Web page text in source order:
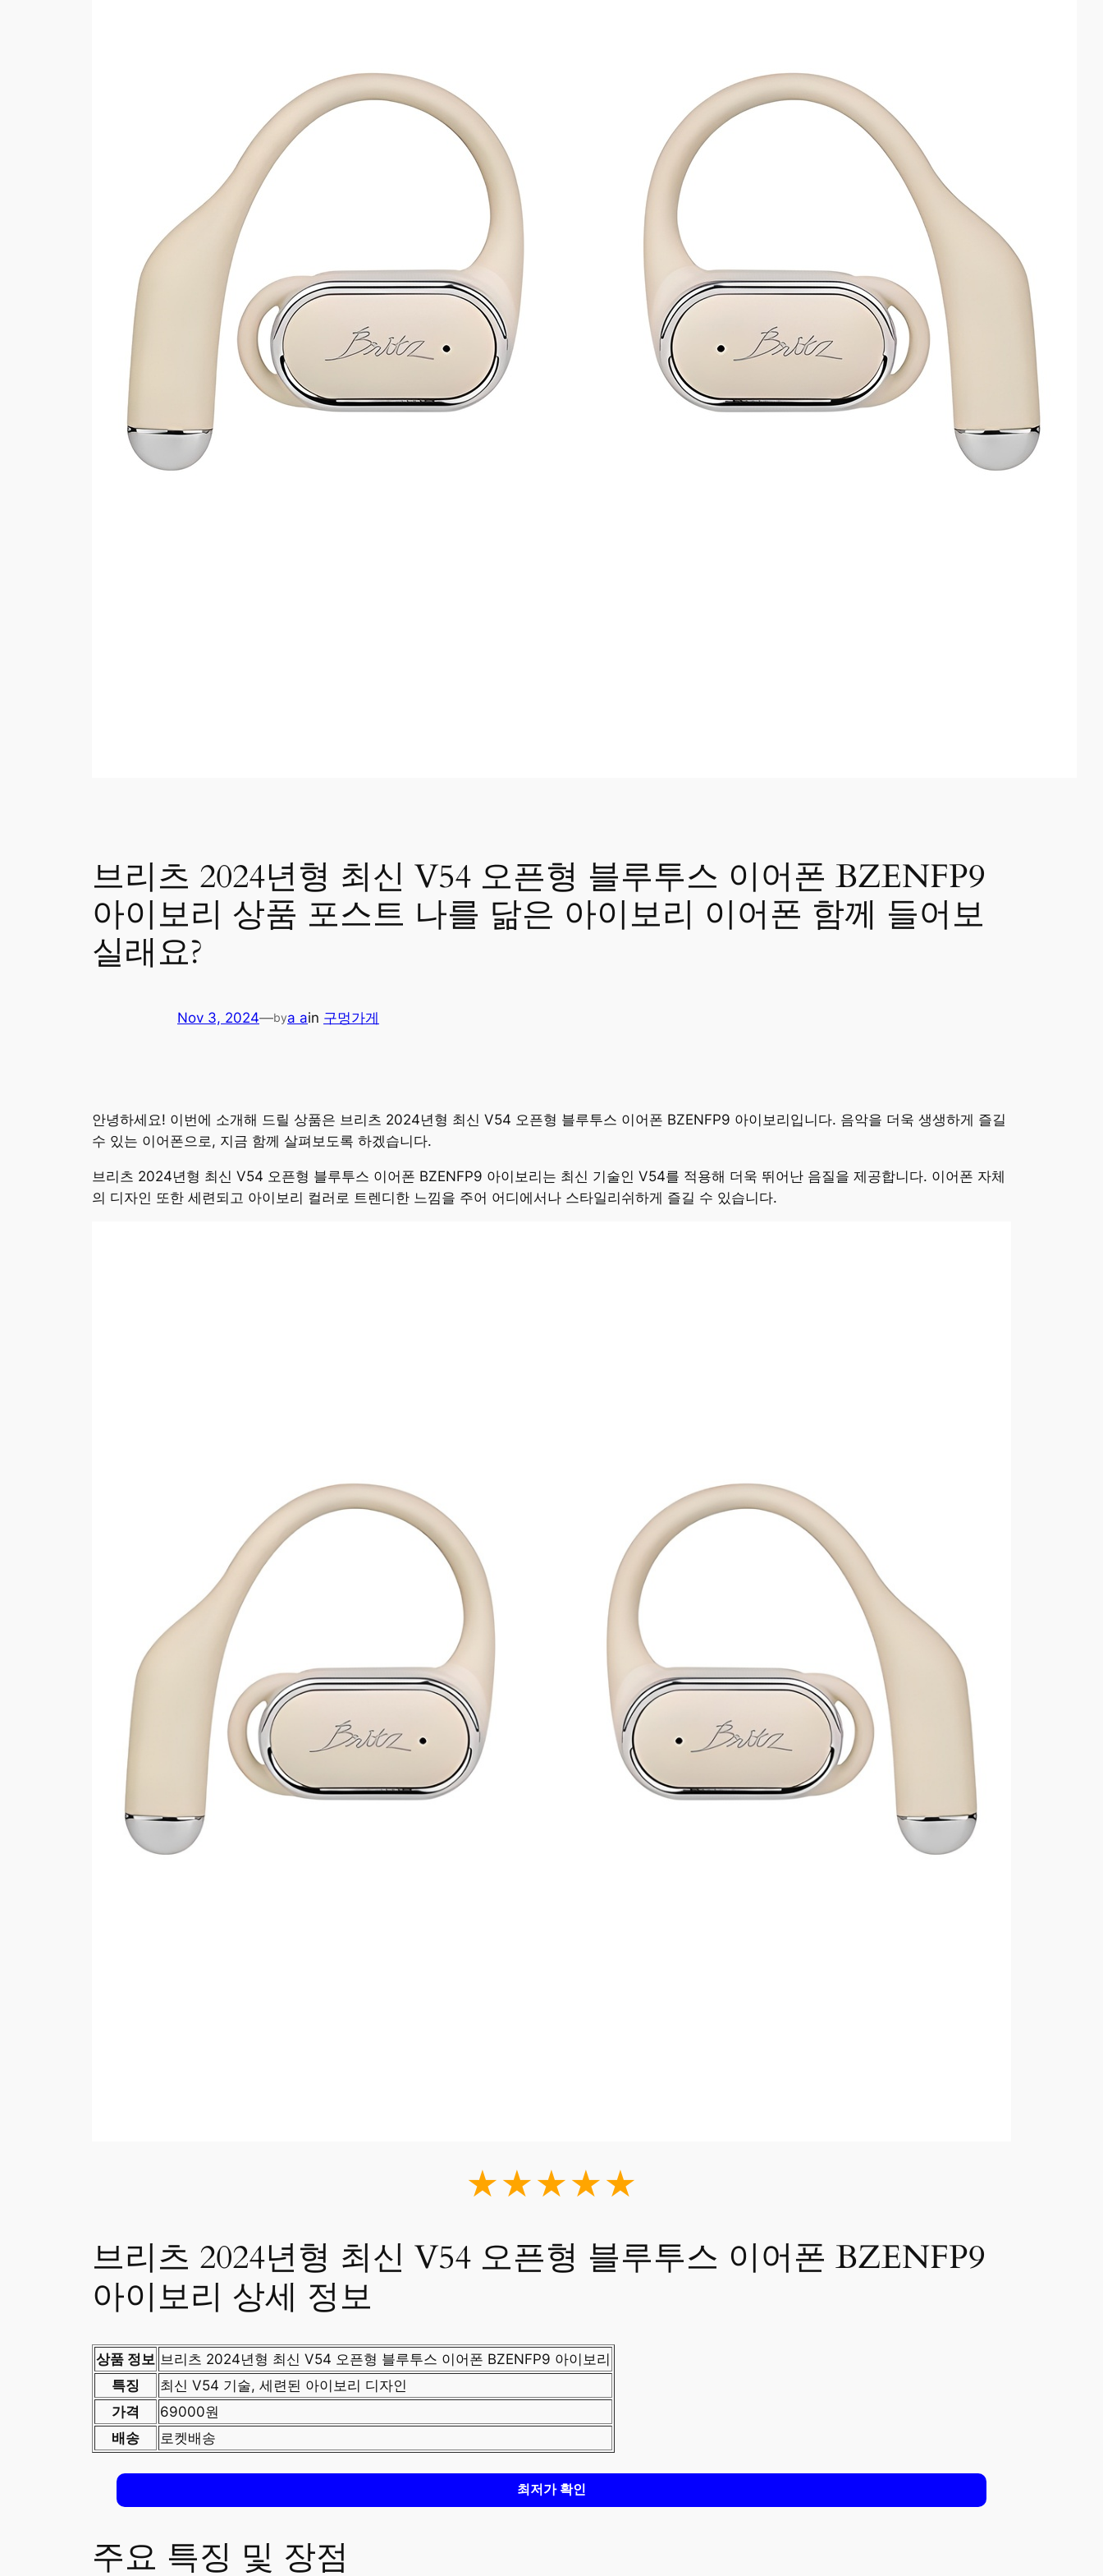
브리츠 2024년형 최신 V54 오픈형 블루투스 이어폰 BZENFP9
아이보리 상품 포스트 나를 닮은 아이보리 이어폰 함께 들어보
실래요?
Nov 3, 2024—bya ain 구멍가게
안녕하세요! 이번에 소개해 드릴 상품은 브리츠 2024년형 최신 V54 오픈형 블루투스 이어폰 BZENFP9 아이보리입니다. 음악을 더욱 생생하게 즐길
수 있는 이어폰으로, 지금 함께 살펴보도록 하겠습니다.
브리츠 2024년형 최신 V54 오픈형 블루투스 이어폰 BZENFP9 아이보리는 최신 기술인 V54를 적용해 더욱 뛰어난 음질을 제공합니다. 이어폰 자체
의 디자인 또한 세련되고 아이보리 컬러로 트렌디한 느낌을 주어 어디에서나 스타일리쉬하게 즐길 수 있습니다.
★★★★★
브리츠 2024년형 최신 V54 오픈형 블루투스 이어폰 BZENFP9
아이보리 상세 정보
상품 정보 브리츠 2024년형 최신 V54 오픈형 블루투스 이어폰 BZENFP9 아이보리
특징
최신 V54 기술, 세련된 아이보리 디자인
가격
69000원
배송
로켓배송
최저가 확인
주요 특징 및 장점